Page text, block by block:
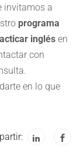
invitamos a
programa
inglés en
con
en lo que